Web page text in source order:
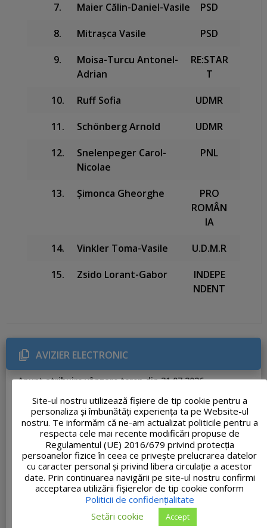
7.
Maier Călin-Daniel-Vasile
PSD
8.
Mitrașca Vasile
PSD
9.
Moisa-Turcu Antonel-
Adrian
RE:STAR
T
10.
Ruff Sofia
UDMR
11.
Schönberg Arnold
UDMR
12.
Snelenpeger Carol-
Nicolae
PNL
13. Șimonca Gheorghe
PRO
ROMÂN
IA
14.
Vinkler Toma-Vasile
U.D.M.R
15.
Zsido Lorant-Gabor
INDEPE
NDENT
AVIZIER ELECTRONIC
Anunț atribuire vânzare teren din 31.07.2026
Informare privind gestionarea deșeurilor
29 iulie, 2026 1 document
Anunț atribuire concesiune Nr. 33.175/23.07.2026
23 iulie, 2026 1 document
Adresa nr. 33062 – Ofertă de școlarizare Academia de
Poliție
23 iulie, 2026 1 document
PROCES-VERBAL FINAL al concursului de recrutare
organizat pentru ocuparea funcției publice de execuție
Site-ul nostru utilizează fişiere de tip cookie pentru a
personaliza și îmbunătăți experiența ta pe Website-ul
nostru. Te informăm că ne-am actualizat politicile pentru a
respecta cele mai recente modificări propuse de
Regulamentul (UE) 2016/679 privind protecția
persoanelor fizice în ceea ce privește prelucrarea datelor
cu caracter personal și privind libera circulație a acestor
date. Prin continuarea navigării pe site-ul nostru confirmi
acceptarea utilizării fişierelor de tip cookie conform
Politicii de confidențialitate
Setări cookie
Accept